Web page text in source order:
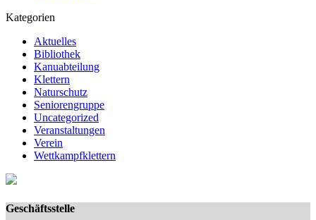
Kategorien
Aktuelles
Bibliothek
Kanuabteilung
Klettern
Naturschutz
Seniorengruppe
Uncategorized
Veranstaltungen
Verein
Wettkampfklettern
Geschäftsstelle